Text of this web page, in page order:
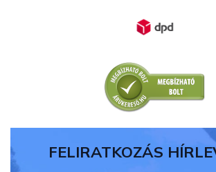
FELIRATKOZÁS